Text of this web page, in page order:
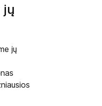
jų
jų